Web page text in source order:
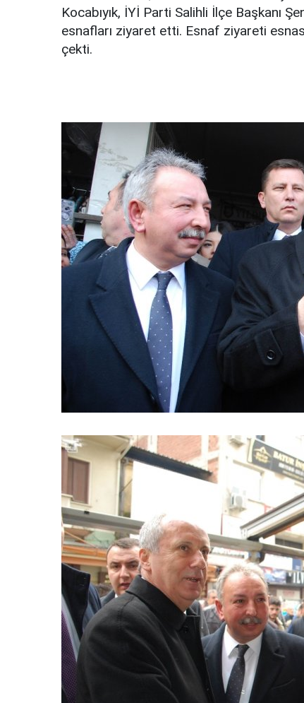
Kocabıyık, İYİ Parti Salihli İlçe Başkanı
esnafları ziyaret etti. Esnaf ziyareti
çekti.